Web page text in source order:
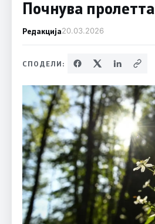
Почнува пролетта
Редакција20.03.2026
СПОДЕЛИ: